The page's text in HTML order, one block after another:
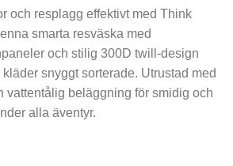
och resplagg effektivt med Think
smarta resväska med
och stilig 300D twill-design
snyggt sorterade. Utrustad med
vattentålig beläggning för smidig och
alla äventyr.